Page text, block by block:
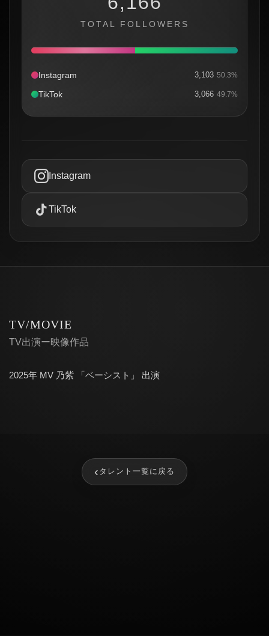
TOTAL FOLLOWERS
Instagram 3,103 50.3%
TikTok 3,066 49.7%
Instagram
TikTok
TV/MOVIE
TV出演ー映像作品
2025年 MV 乃紫 「ベーシスト」 出演
‹ タレント一覧に戻る